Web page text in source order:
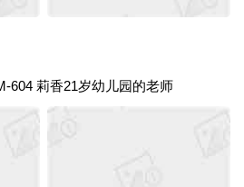
604 莉香21岁幼儿园的老师